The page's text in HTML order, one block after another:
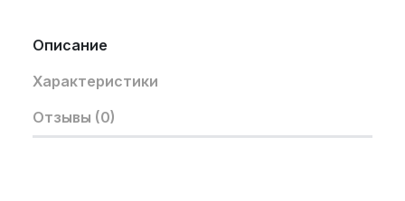
Описание
Характеристики
Отзывы (0)